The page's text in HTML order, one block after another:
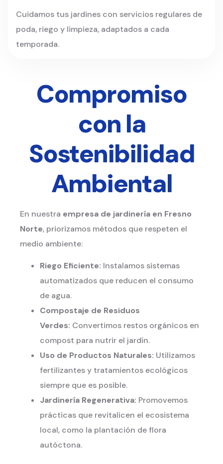
Cuidamos tus jardines con servicios regulares de
poda, riego y limpieza, adaptados a cada
temporada.
Compromiso
con la
Sostenibilidad
Ambiental
En nuestra empresa de jardinería en Fresno
Norte, priorizamos métodos que respeten el
medio ambiente:
Riego Eficiente: Instalamos sistemas
automatizados que reducen el consumo
de agua.
Compostaje de Residuos
Verdes: Convertimos restos orgánicos en
compost para nutrir el jardín.
Uso de Productos Naturales: Utilizamos
fertilizantes y tratamientos ecológicos
siempre que es posible.
Jardinería Regenerativa: Promovemos
prácticas que revitalicen el ecosistema
local, como la plantación de flora
autóctona.